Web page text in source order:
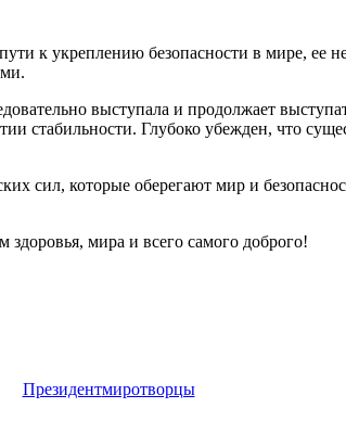
к укреплению безопасности в мире, ее
выступала и продолжает
стабильности. Глубоко убежден, что
сил, которые оберегают мир и
мира и всего самого доброго!
Президентмиротворцы